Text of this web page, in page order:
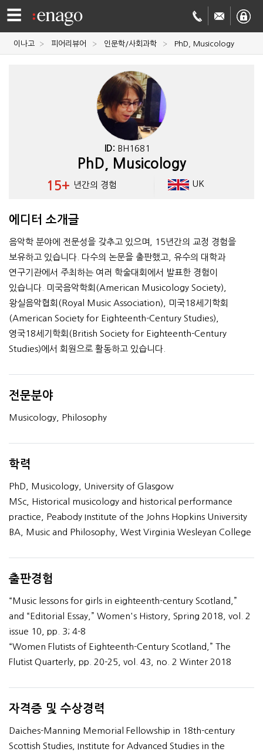
☰
영문
이나고 피어리뷰어 인문학/사회과학 PhD, Musicology
ID: BH1681
PhD, Musicology
15+ 년간의 경험 UK
에디터 소개글
음악학 분야에 전문성을 갖추고 있으며, 15년간의 교정 경험을
보유하고 있습니다. 다수의 논문을 출판했고, 유수의 대학과
연구기관에서 주최하는 여러 학술대회에서 발표한 경험이
있습니다. 미국음악학회(American Musicology Society),
왕실음악협회(Royal Music Association), 미국18세기학회
(American Society for Eighteenth-Century Studies),
영국18세기학회(British Society for Eighteenth-Century
Studies)에서 회원으로 활동하고 있습니다.
전문분야
Musicology, Philosophy
학력
PhD, Musicology, University of Glasgow
MSc, Historical musicology and historical performance
practice, Peabody Institute of the Johns Hopkins University
BA, Music and Philosophy, West Virginia Wesleyan College
출판경험
“Music lessons for girls in eighteenth-century Scotland,”
and “Editorial Essay,” Women's History, Spring 2018, vol. 2
issue 10, pp. 3; 4-8
“Women Flutists of Eighteenth-Century Scotland,” The
Flutist Quarterly, pp. 20-25, vol. 43, no. 2 Winter 2018
자격증 및 수상경력
Daiches-Manning Memorial Fellowship in 18th-century
Scottish Studies, Institute for Advanced Studies in the